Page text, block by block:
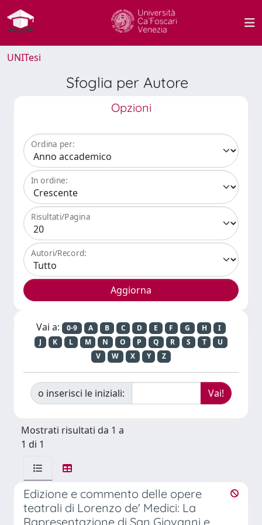
UNITesi
Sfoglia per Autore
Opzioni
Ordina per:
In ordine:
Risultati/Pagina
Autori/Record:
Vai a: 0-9 A B C D E F G H
I
J
K L M N O P Q R S T
U
V
W X Y Z
o inserisci le iniziali:
Mostrati risultati da 1 a
1 di 1
Edizione e commento delle opere
teatrali di Lorenzo de' Medici: La
Rapresentazione di San Giovanni e